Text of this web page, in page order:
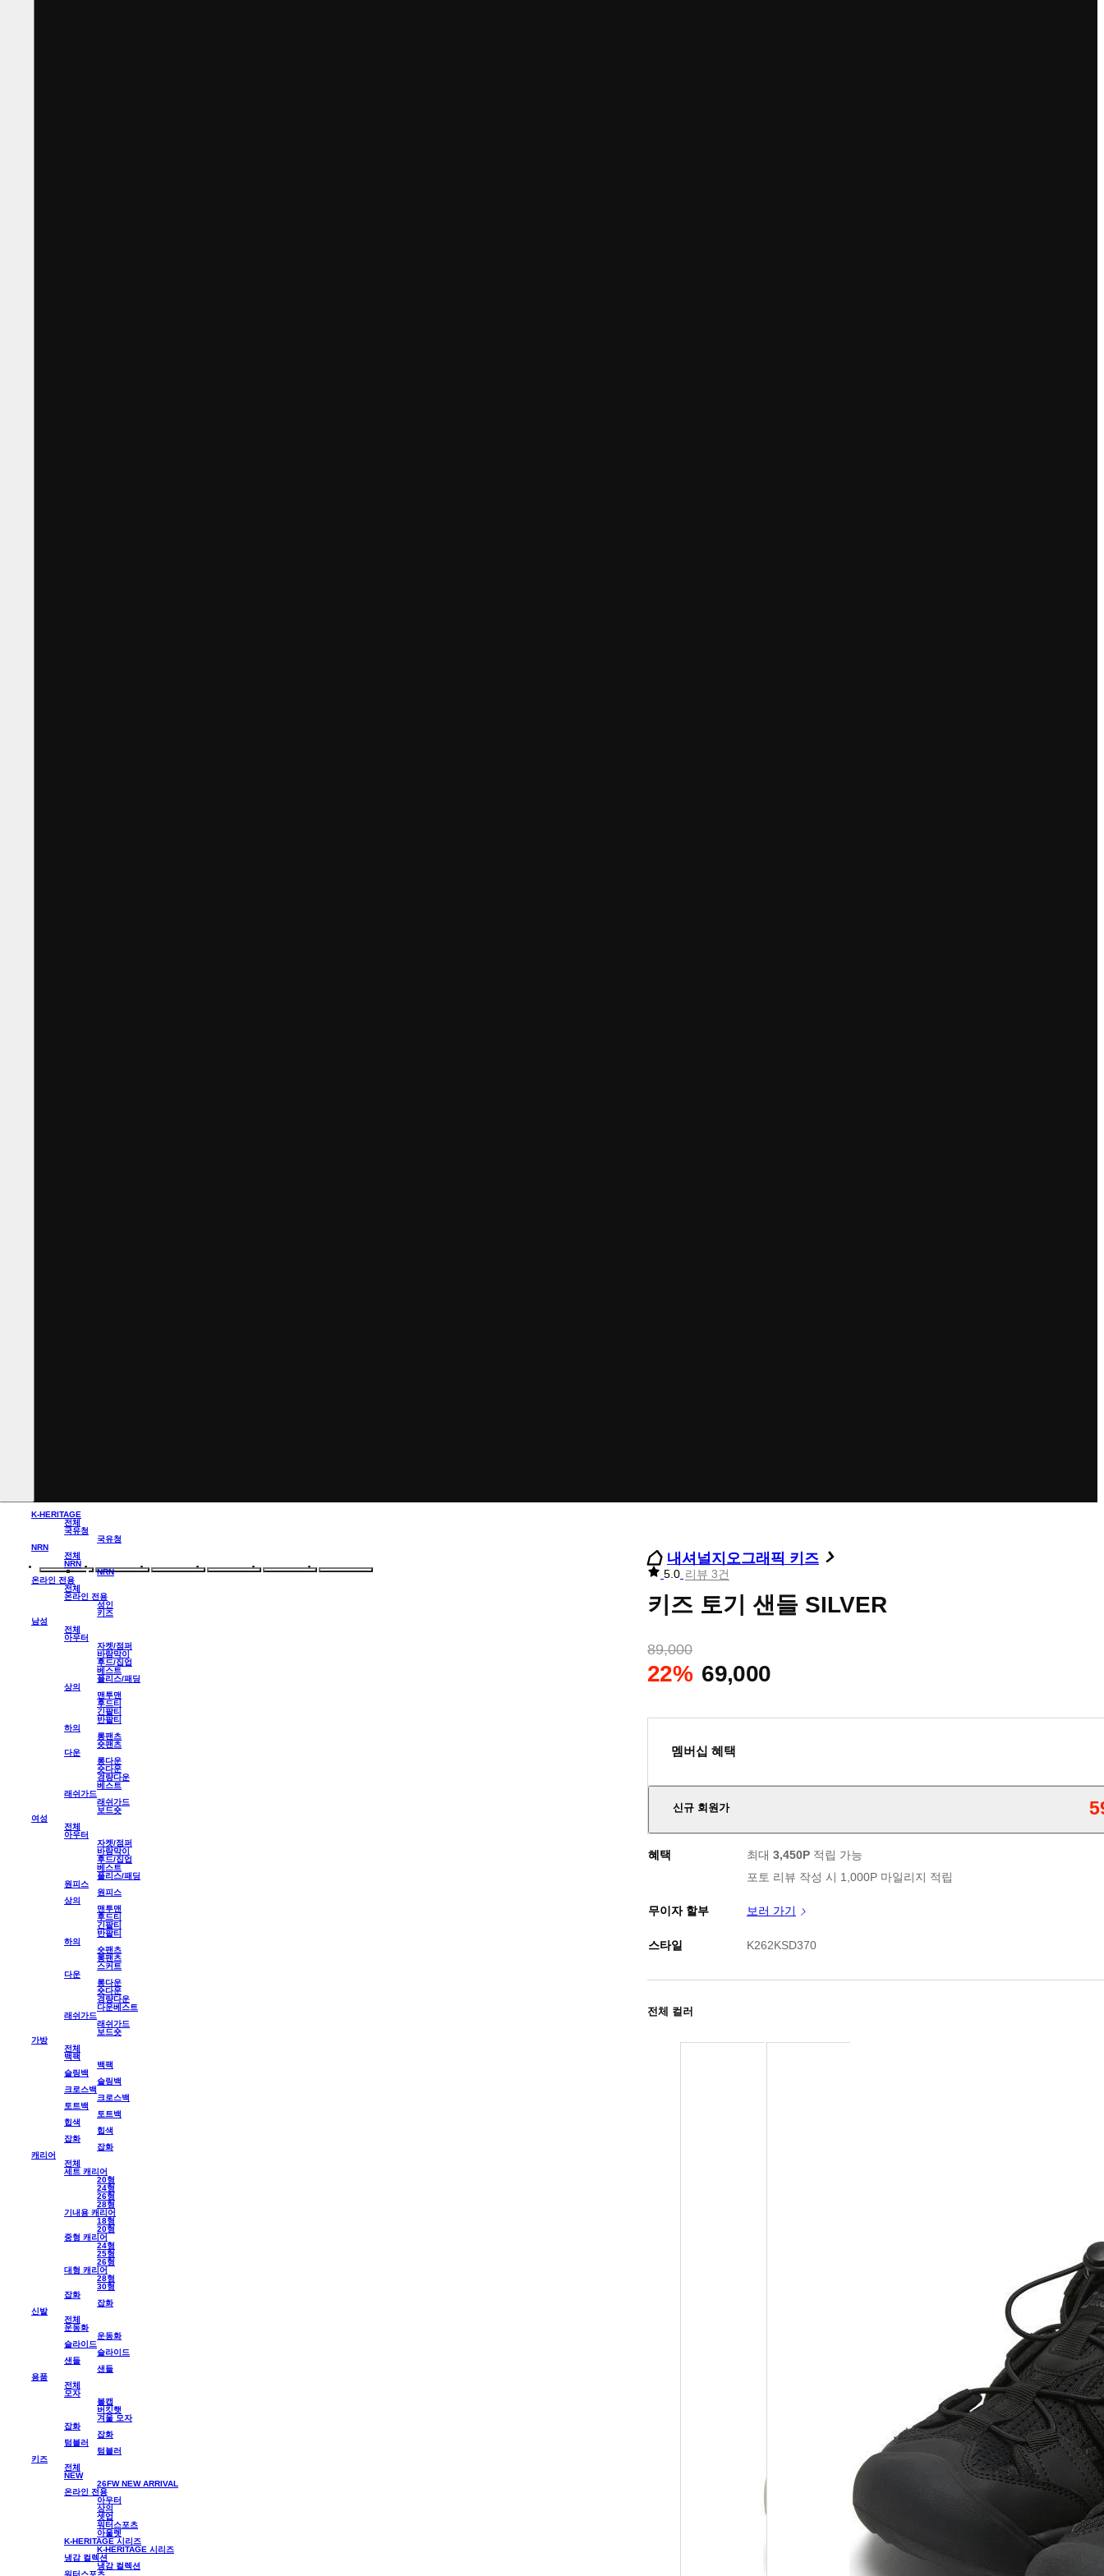
K-HERITAGE
전체
국유청
국유청
NRN
전체
NRN
NRN
온라인 전용
전체
온라인 전용
성인
키즈
남성
전체
아우터
자켓/점퍼
바람막이
후드/집업
베스트
플리스/패딩
상의
맨투맨
후드티
긴팔티
반팔티
하의
롱팬츠
숏팬츠
다운
롱다운
숏다운
경량다운
베스트
래쉬가드
래쉬가드
보드숏
여성
전체
아우터
자켓/점퍼
바람막이
후드/집업
베스트
플리스/패딩
원피스
원피스
상의
맨투맨
후드티
긴팔티
반팔티
하의
숏팬츠
롱팬츠
스커트
다운
롱다운
숏다운
경량다운
다운베스트
래쉬가드
래쉬가드
보드숏
가방
전체
백팩
백팩
슬링백
슬링백
크로스백
크로스백
토트백
토트백
힙색
힙색
잡화
잡화
캐리어
전체
세트 캐리어
20형
24형
26형
28형
기내용 캐리어
18형
20형
중형 캐리어
24형
25형
26형
대형 캐리어
28형
30형
잡화
잡화
신발
전체
운동화
운동화
슬라이드
슬라이드
샌들
샌들
용품
전체
모자
볼캡
버킷햇
겨울 모자
잡화
잡화
텀블러
텀블러
키즈
전체
NEW
26FW NEW ARRIVAL
온라인 전용
아우터
상의
셋업
워터스포츠
아울렛
K-HERITAGE 시리즈
K-HERITAGE 시리즈
냉감 컬렉션
냉감 컬렉션
워터스포츠
내셔널지오그래픽 키즈
리
별
점
5.0 리뷰 3건
키즈 토기 샌들 SILVER
89,000
22% 69,000
멤버십 혜택
신규 회원가
판매가
신규 가입 쿠폰 1만원(3만원 이상 구매시)
혜택 최대 3,450P 적립 가능
포토 리뷰 작성 시 1,000P 마일리지 적립
무이자 할부 보러 가기
스타일 K262KSD370
전체 컬러